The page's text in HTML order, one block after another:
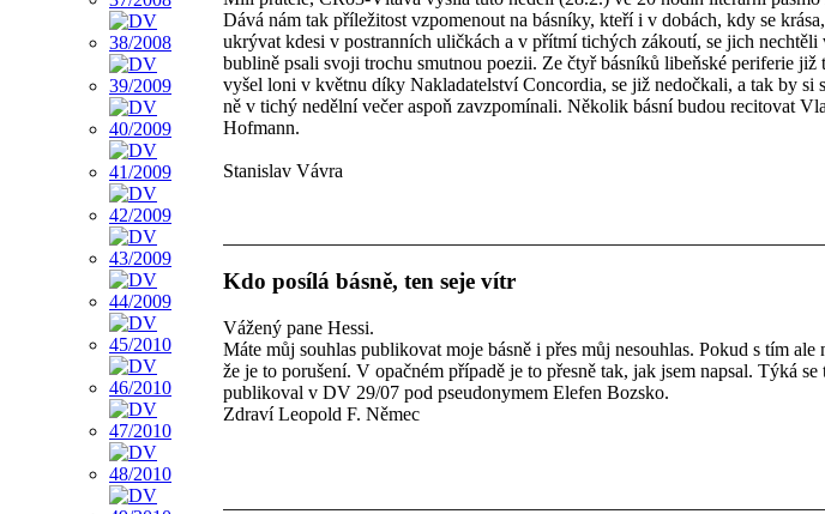
Dává nám tak příležitost vzpomenout na básníky, kteří i v dobách, kdy se
ukrývat kdesi v postranních uličkách a v přítmí tichých zákoutí, se jich nechtěli
bublině psali svoji trochu smutnou poezii. Ze čtyř básníků libeňské periferie
vyšel loni v květnu díky Nakladatelství Concordia, se již nedočkali, a tak by si
ně v tichý nedělní večer aspoň zavzpomínali. Několik básní budou recitovat
Hofmann.
Stanislav Vávra
Kdo posílá básně, ten seje vítr
Vážený pane Hessi.
Máte můj souhlas publikovat moje básně i přes můj nesouhlas. Pokud s tím ale
že je to porušení. V opačném případě je to přesně tak, jak jsem napsal. Týká
publikoval v DV 29/07 pod pseudonymem Elefen Bozsko.
Zdraví Leopold F. Němec